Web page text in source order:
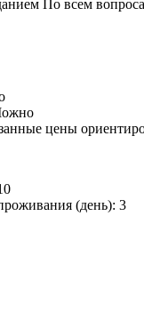
По всем
цены
(день): 3